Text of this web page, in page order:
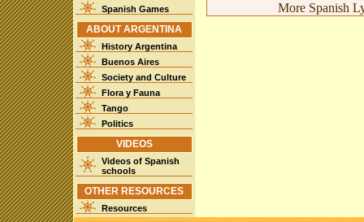
Spanish Games
ABOUT ARGENTINA
History Argentina
Buenos Aires
Society and Culture
Flora y Fauna
Tango
Politics
VIDEOS
Videos of Spanish
schools
OTHER RESOURCES
Resources
More Spanish